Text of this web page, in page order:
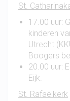
St.
17.00 uur:
kinderen
Utrecht
Boogers
20.00 uur:
Eijk.
St. Rafaëlkerk